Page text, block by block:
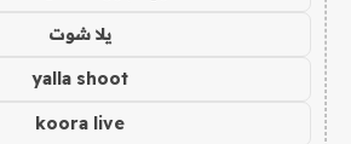
يلا شوت
yalla shoot
koora live